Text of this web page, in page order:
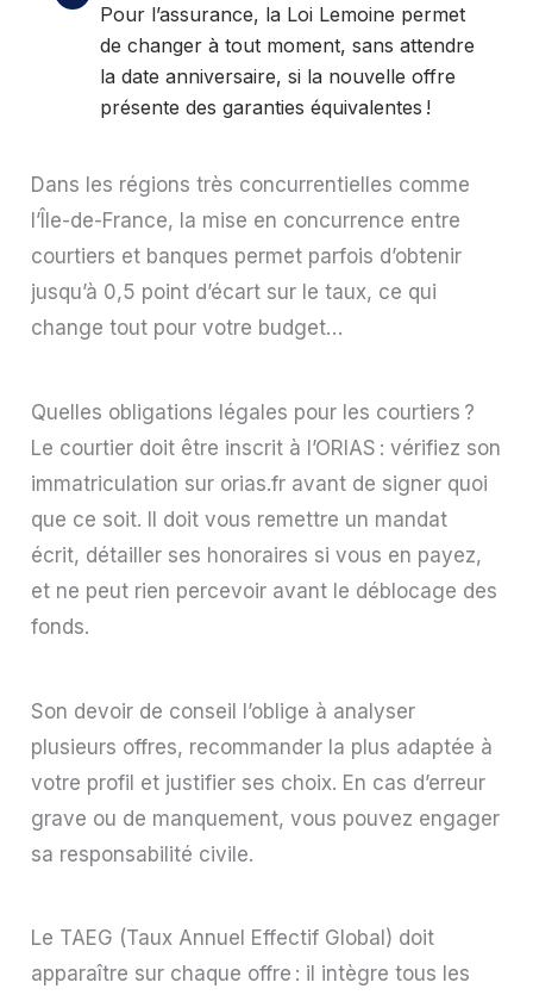
Pour l’assurance, la Loi Lemoine permet
de changer à tout moment, sans attendre
la date anniversaire, si la nouvelle offre
présente des garanties équivalentes !
Dans les régions très concurrentielles comme
l’Île-de-France, la mise en concurrence entre
courtiers et banques permet parfois d’obtenir
jusqu’à 0,5 point d’écart sur le taux, ce qui
change tout pour votre budget…
Quelles obligations légales pour les courtiers ?
Le courtier doit être inscrit à l’ORIAS : vérifiez son
immatriculation sur orias.fr avant de signer quoi
que ce soit. Il doit vous remettre un mandat
écrit, détailler ses honoraires si vous en payez,
et ne peut rien percevoir avant le déblocage des
fonds.
Son devoir de conseil l’oblige à analyser
plusieurs offres, recommander la plus adaptée à
votre profil et justifier ses choix. En cas d’erreur
grave ou de manquement, vous pouvez engager
sa responsabilité civile.
Le TAEG (Taux Annuel Effectif Global) doit
apparaître sur chaque offre : il intègre tous les